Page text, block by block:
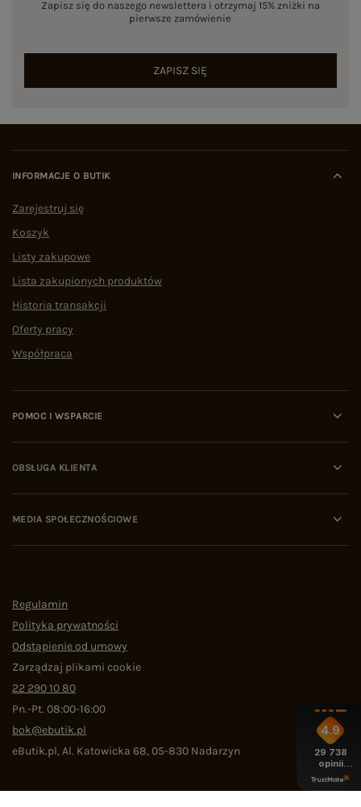
Zapisz się do naszego newslettera i otrzymaj 15% zniżki na
pierwsze zamówienie
ZAPISZ SIĘ
INFORMACJE O BUTIK
Zarejestruj się
Koszyk
Listy zakupowe
Lista zakupionych produktów
Historia transakcji
Oferty pracy
Współpraca
POMOC I WSPARCIE
OBSŁUGA KLIENTA
MEDIA SPOŁECZNOŚCIOWE
Regulamin
Polityka prywatności
Odstąpienie od umowy
Zarządzaj plikami cookie
22 290 10 80
Pn.-Pt. 08:00-16:00
bok@ebutik.pl
eButik.pl,Al. Katowicka 68,05-830 Nadarzyn
4.9
29 738
opinii
z całego